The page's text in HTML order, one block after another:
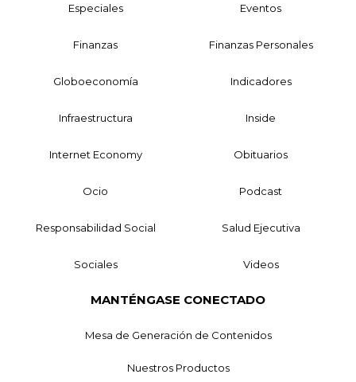
Especiales Eventos
Finanzas Finanzas Personales
Globoeconomía Indicadores
Infraestructura Inside
Internet Economy Obituarios
Ocio Podcast
Responsabilidad Social Salud Ejecutiva
Sociales Videos
MANTÉNGASE CONECTADO
Mesa de Generación de Contenidos
Nuestros Productos